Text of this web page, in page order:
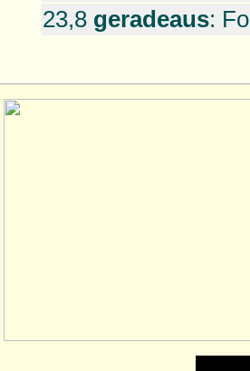
23,8 geradeaus: